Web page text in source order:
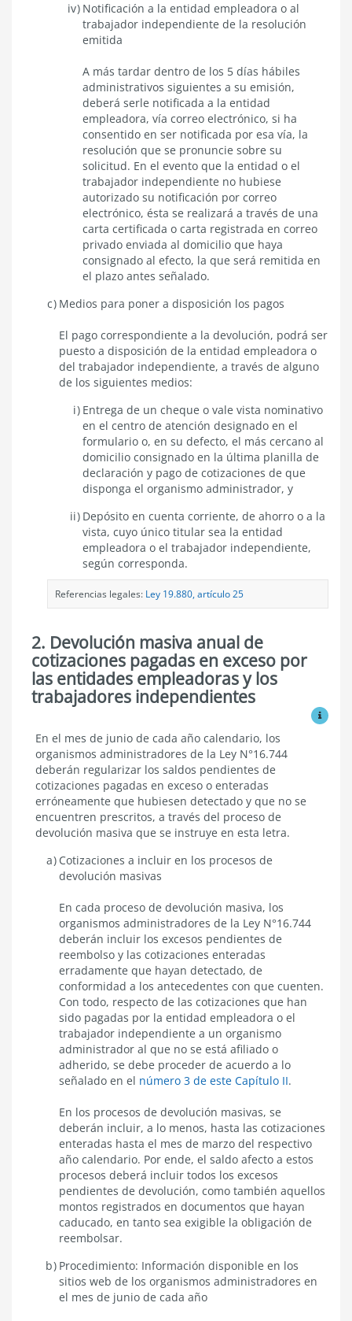
Notificación a la entidad empleadora o al
trabajador independiente de la resolución
emitida
A más tardar dentro de los 5 días hábiles
administrativos siguientes a su emisión,
deberá serle notificada a la entidad
empleadora, vía correo electrónico, si ha
consentido en ser notificada por esa vía, la
resolución que se pronuncie sobre su
solicitud. En el evento que la entidad o el
trabajador independiente no hubiese
autorizado su notificación por correo
electrónico, ésta se realizará a través de una
carta certificada o carta registrada en correo
privado enviada al domicilio que haya
consignado al efecto, la que será remitida en
el plazo antes señalado.
Medios para poner a disposición los pagos
El pago correspondiente a la devolución, podrá ser
puesto a disposición de la entidad empleadora o
del trabajador independiente, a través de alguno
de los siguientes medios:
Entrega de un cheque o vale vista nominativo
en el centro de atención designado en el
formulario o, en su defecto, el más cercano al
domicilio consignado en la última planilla de
declaración y pago de cotizaciones de que
disponga el organismo administrador, y
Depósito en cuenta corriente, de ahorro o a la
vista, cuyo único titular sea la entidad
empleadora o el trabajador independiente,
según corresponda.
Referencias legales: Ley 19.880, artículo 25
2. Devolución masiva anual de
cotizaciones pagadas en exceso por
las entidades empleadoras y los
trabajadores independientes
Ver
Devolución
masiva
anual
de
cotizaciones
pagadas
en
exceso
entidades
empleadoras
trabajadores
independientes
En el mes de junio de cada año calendario, los
organismos administradores de la Ley N°16.744
deberán regularizar los saldos pendientes de
cotizaciones pagadas en exceso o enteradas
erróneamente que hubiesen detectado y que no se
encuentren prescritos, a través del proceso de
devolución masiva que se instruye en esta letra.
Cotizaciones a incluir en los procesos de
devolución masivas
En cada proceso de devolución masiva, los
organismos administradores de la Ley N°16.744
deberán incluir los excesos pendientes de
reembolso y las cotizaciones enteradas
erradamente que hayan detectado, de
conformidad a los antecedentes con que cuenten.
Con todo, respecto de las cotizaciones que han
sido pagadas por la entidad empleadora o el
trabajador independiente a un organismo
administrador al que no se está afiliado o
adherido, se debe proceder de acuerdo a lo
señalado en el número 3 de este Capítulo II.
En los procesos de devolución masivas, se
deberán incluir, a lo menos, hasta las cotizaciones
enteradas hasta el mes de marzo del respectivo
año calendario. Por ende, el saldo afecto a estos
procesos deberá incluir todos los excesos
pendientes de devolución, como también aquellos
montos registrados en documentos que hayan
caducado, en tanto sea exigible la obligación de
reembolsar.
Procedimiento: Información disponible en los
sitios web de los organismos administradores en
el mes de junio de cada año